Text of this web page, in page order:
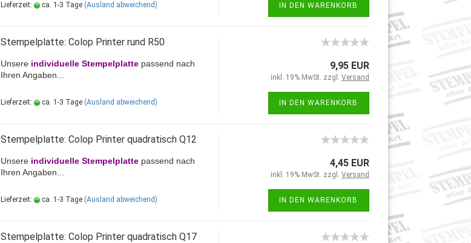
Lieferzeit: ca. 1-3 Tage (Ausland abweichend) IN DEN WARENKORB
Stempelplatte: Colop Printer rund R50
Unsere individuelle Stempelplatte passend nach
Ihren Angaben...
Lieferzeit: ca. 1-3 Tage (Ausland abweichend)
9,95 EUR
inkl. 19% MwSt. zzgl. Versand
IN DEN WARENKORB
Stempelplatte: Colop Printer quadratisch Q12
Unsere individuelle Stempelplatte passend nach
Ihren Angaben...
Lieferzeit: ca. 1-3 Tage (Ausland abweichend)
4,45 EUR
inkl. 19% MwSt. zzgl. Versand
IN DEN WARENKORB
Stempelplatte: Colop Printer quadratisch Q17